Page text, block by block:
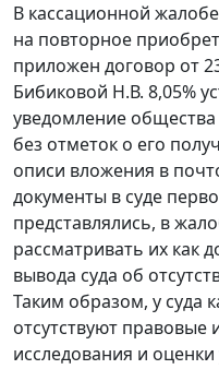
В кассационной
на повторное
приложен договор от
Бибиковой Н.В. 8,05%
уведомление
без отметок о его
описи вложения в
документы в суде
представлялись, в
рассматривать их как
вывода суда об
Таким образом, у суда
отсутствуют правовые
исследования и